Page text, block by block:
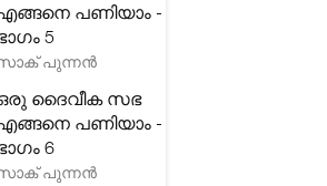
പണിയാം -
5
പുന്നൻ
ദൈവീക സഭ
പണിയാം -
6
പുന്നൻ